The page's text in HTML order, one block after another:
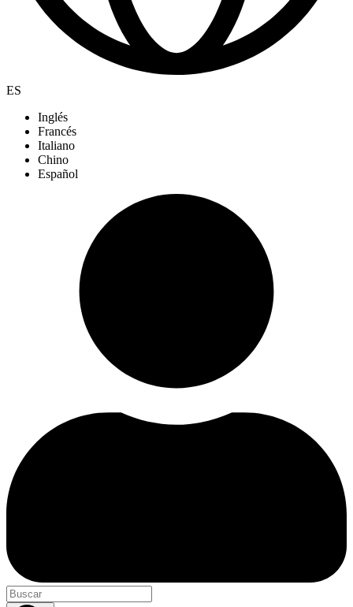
ES
Inglés
Francés
Italiano
Chino
Español